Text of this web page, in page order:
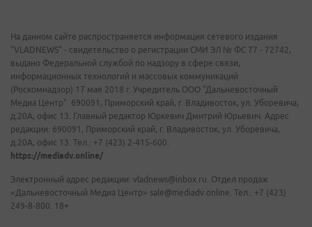
На данном сайте распространяется информация сетевого издания
"VLADNEWS" - свидетельство о регистрации СМИ ЭЛ № ФС 77 - 72742,
выдано Федеральной службой по надзору в сфере связи,
информационных технологий и массовых коммуникаций
(Роскомнадзор) 17 мая 2018 г. Учредитель ООО "Дальневосточный
Медиа Центр". 690091, Приморский край, г. Владивосток, ул. Уборевича,
д.20А, офис 13. Главный редактор Юркевич Дмитрий Юрьевич. Адрес
редакции: 690091, Приморский край, г. Владивосток, ул. Уборевича,
д.20А, офис 13. Тел.: +7 (423) 2-415-600.
https://mediadv.online/
Электронный адрес редакции: vladnews@inbox.ru. Отдел продаж
«Дальневосточный Медиа Центр» sale@mediadv.online. Тел.: +7 (423)
249-8-800. 18+